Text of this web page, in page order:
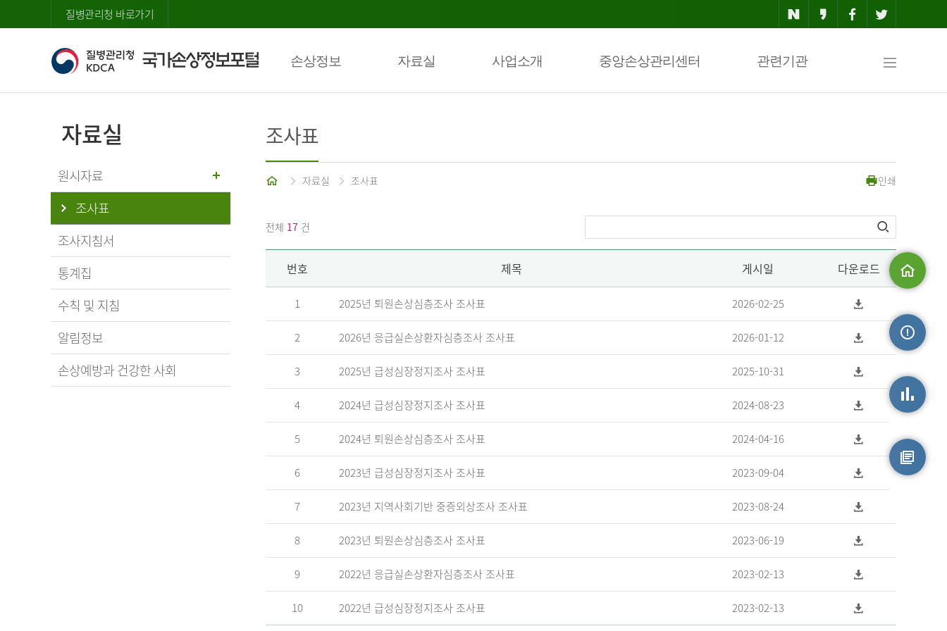
질병관리청 바로가기
손상정보 자료실 사업소개 중앙손상관리센터 관련기관
맵
자료실
원시자료
조사표
조사지침서
통계집
수칙 및 지침
알림정보
손상예방과 건강한 사회
조사표
홈 자료실 조사표 인쇄
전체 17 건
번호 제목 게시일 다운로드
1 2025년 퇴원손상심층조사 조사표 2026-02-25
2 2026년 응급실손상환자심층조사 조사표 2026-01-12
3 2025년 급성심장정지조사 조사표 2025-10-31
4 2024년 급성심장정지조사 조사표 2024-08-23
5 2024년 퇴원손상심층조사 조사표 2024-04-16
6 2023년 급성심장정지조사 조사표 2023-09-04
7 2023년 지역사회기반 중증외상조사 조사표 2023-08-24
8 2023년 퇴원손상심층조사 조사표 2023-06-19
9 2022년 응급실손상환자심층조사 조사표 2023-02-13
10 2022년 급성심장정지조사 조사표 2023-02-13